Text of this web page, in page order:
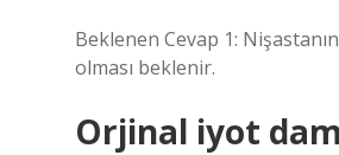
Beklenen Cevap 1:
olması beklenir.
Orjinal iyot